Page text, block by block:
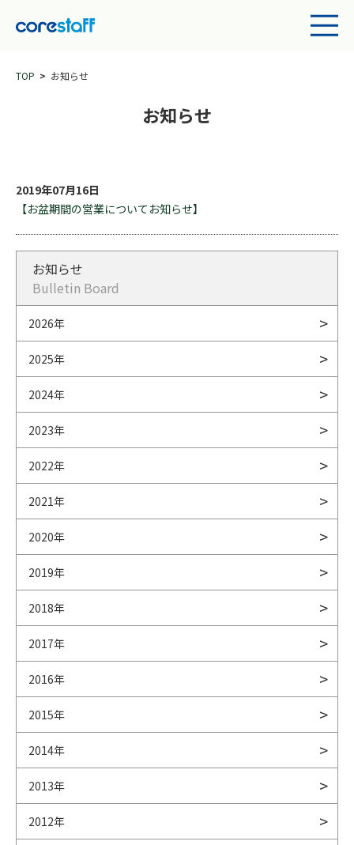
TOP お知らせ
お知らせ
2019年07月16日
【お盆期間の営業についてお知らせ】
お知らせ
Bulletin Board
2026年
2025年
2024年
2023年
2022年
2021年
2020年
2019年
2018年
2017年
2016年
2015年
2014年
2013年
2012年